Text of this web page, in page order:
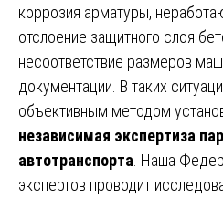
коррозия арматуры,
отслоение защитного слоя
несоответствие размеров
документации. В таких
объективным методом
независимая экспертиза
автотранспорта . Наша
экспертов проводит